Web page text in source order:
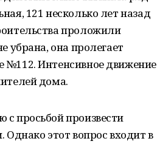
121 несколько лет назад
проложили
убрана, она пролегает
Интенсивное движение
дома.
просьбой произвести
этот вопрос входит в